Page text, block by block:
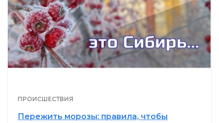
ПРОИСШЕСТВИЯ
Пережить морозы: правила, чтобы